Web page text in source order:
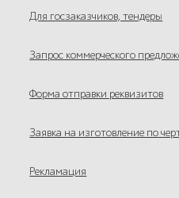
Для госзаказчиков, тендеры
Запрос коммерческого
Форма отправки реквизитов
Заявка на изготовление по
Рекламация